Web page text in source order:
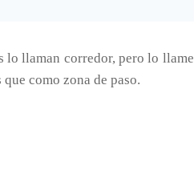
lo llaman corredor, pero lo
que como zona de paso.